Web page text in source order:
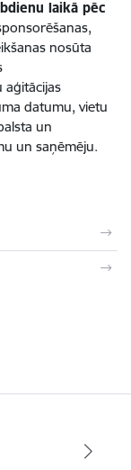
laikā pēc
nosūta
aģitācijas
datumu, vietu
un
un saņēmēju.